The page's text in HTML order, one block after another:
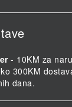
- 10KM za
300KM
dana.